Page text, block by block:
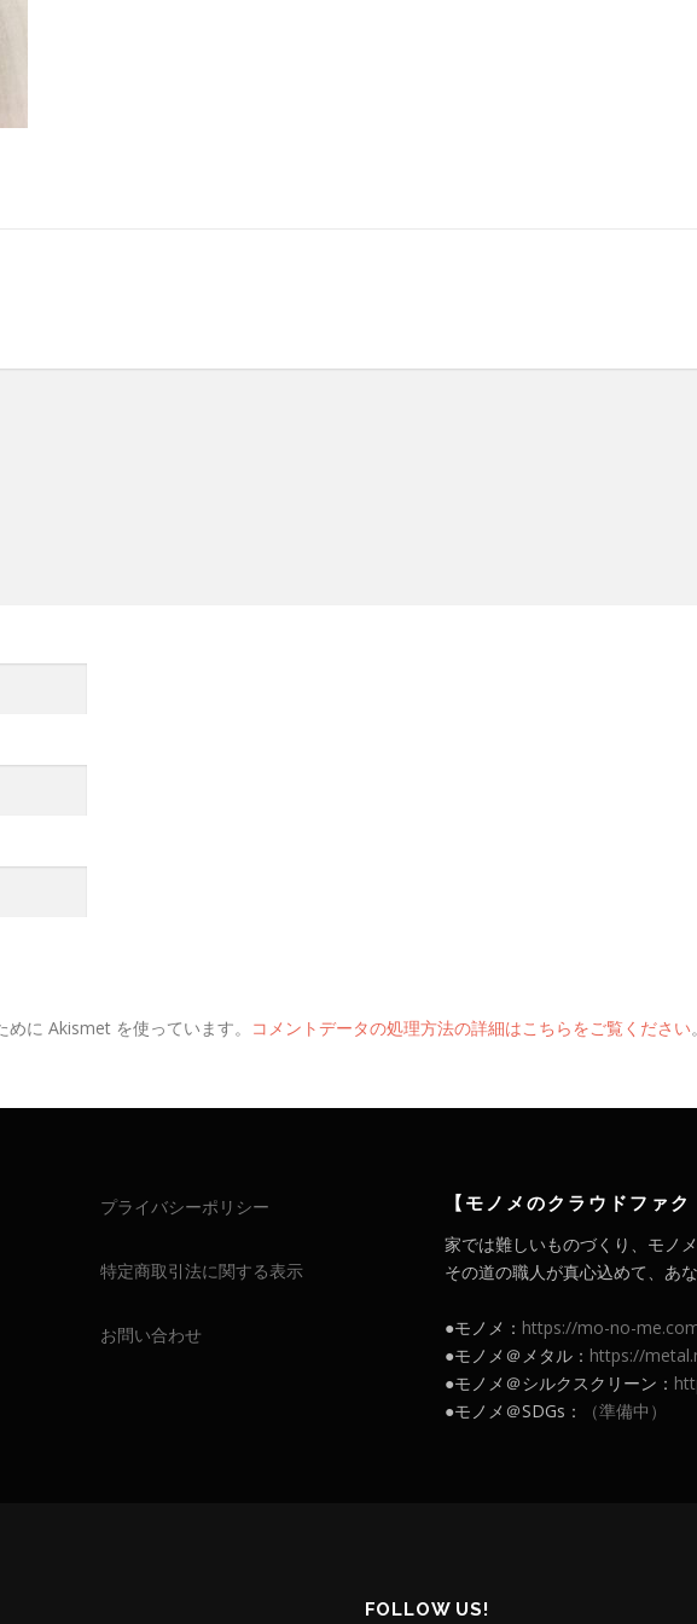
に Akismet を使っています。 コメントデータの処理方法の詳細はこちらをご覧ください
プライバシーポリシー
特定商取引法に関する表示
お問い合わせ
【モノメのクラウドファ
家では難しいものづくり、モノ
その道の職人が真心込めて、あ
●モノメ： https://mo-no-
●モノメ＠メタル： https://
●モノメ＠シルクスクリーン：
●モノメ＠SDGs：
（準備中）
FOLLOW US!